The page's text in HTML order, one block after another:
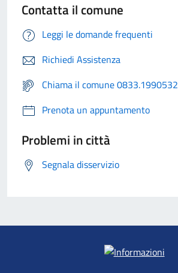
Contatta il comune
Leggi le domande frequenti
Richiedi Assistenza
Chiama il comune 0833.1990532
Prenota un appuntamento
Problemi in città
Segnala disservizio